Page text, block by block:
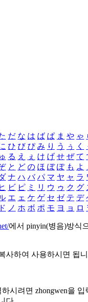
だ な は ば ぱ ま や ゃ
ひ び ぴ み り う ぅ く
る え ぇ け げ せ ぜ て
と ど の ほ ぼ ぽ も よ
ナ ハ バ パ マ ヤ ャ ラ
ヒ ビ ピ ミ リ ウ ゥ ク グ
エ ェ ケ ゲ セ ゼ テ デ
ド ノ ホ ボ ポ モ ヨ ョ ロ
에서 pinyin(병음)방식
사하여 사용하시면 됩
시려면 zhongwen을 입